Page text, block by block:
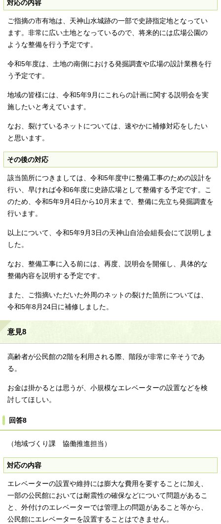
対応の内容
ご指摘の市有地は、天神山水城跡の一部で史跡指定地となってい
ます。非常に広い土地となっているので、将来的には広場公園の
ような整備を行う予定です。
令和5年度は、土地の南側における発掘調査や広場の設計業務を行
う予定です。
地域の皆様には、令和5年9月にこれらの計画に関する説明会を実
施したいと考えています。
なお、裂けているネットについては、速やかに補修対応をしたい
と思います。
その後の対応
該当箇所につきましては、令和5年度中に整備工事のための設計を
行い、早ければ令和6年度に史跡広場として整備する予定です。こ
のため、令和5年9月4日から10月末まで、整備に先立ち発掘調査を
行います。
以上について、令和5年9月3日の天神山自治会組長会にて説明しま
した。
なお、整備工事に入る前には、再度、説明会を開催し、具体的な
整備内容を説明する予定です。
また、ご指摘いただいた外周のネットの裂けた箇所については、
令和5年8月24日に補修しました。
意見8
高齢者が公民館の2階を利用される際、階段が非常に辛そうであ
る。
お金は掛かるとは思うが、小規模なエレベーターの設置などを検
討してほしい。
回答8
（地域づくり課 協働推進担当）
対応の内容
エレベーターの設置や維持には膨大な費用を要することに加え、
一部の公民館においては耐震性の確保などについて問題があるこ
と、外付けのエレベーターでは管理上の問題があること等から、
公民館にエレベーターを設置することはできません。